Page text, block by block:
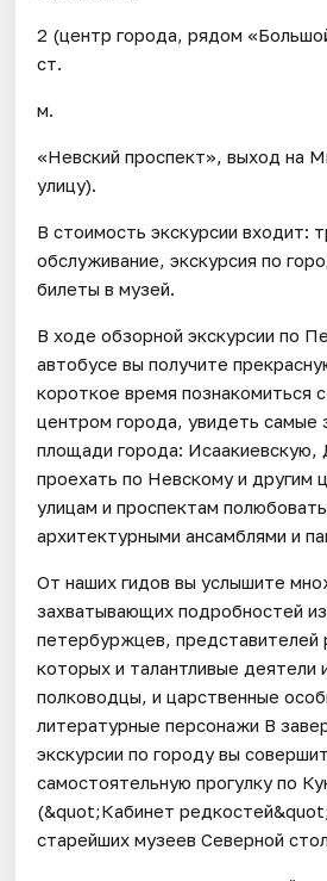
2 (центр города, рядом
ст.
м.
«Невский проспект», выход на
улицу).
В стоимость экскурсии входит:
обслуживание, экскурсия по
билеты в музей.
В ходе обзорной экскурсии по
автобусе вы получите
короткое время познакомиться
центром города, увидеть самые
площади города: Исаакиевскую,
проехать по Невскому и другим
улицам и проспектам
архитектурными ансамблями и
От наших гидов вы услышите
захватывающих подробностей
петербуржцев, представителей
которых и талантливые деятели
полководцы, и царственные
литературные персонажи В
экскурсии по городу вы
самостоятельную прогулку по
(&quot;Кабинет
старейших музеев Северной